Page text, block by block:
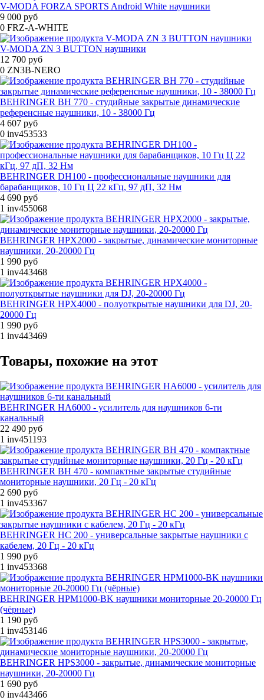
V-MODA FORZA SPORTS Android White наушники
9 000 руб
0 FRZ-A-WHITE
V-MODA ZN 3 BUTTON наушники
12 700 руб
0 ZN3B-NERO
BEHRINGER BH 770 - студийные закрытые динамические
референсные наушники, 10 - 38000 Гц
4 607 руб
0 inv453533
BEHRINGER DH100 - профессиональные наушники для
барабанщиков, 10 Гц Ц 22 кГц, 97 дП, 32 Нм
4 690 руб
1 inv455068
BEHRINGER HPX2000 - закрытые, динамические мониторные
наушники, 20-20000 Гц
1 990 руб
1 inv443468
BEHRINGER HPX4000 - полуоткрытые наушники для DJ, 20-
20000 Гц
1 990 руб
1 inv443469
Товары, похожие на этот
BEHRINGER HA6000 - усилитель для наушников 6-ти
канальный
22 490 руб
1 inv451193
BEHRINGER BH 470 - компактные закрытые студийные
мониторные наушники, 20 Гц - 20 кГц
2 690 руб
1 inv453367
BEHRINGER HC 200 - универсальные закрытые наушники с
кабелем, 20 Гц - 20 кГц
1 990 руб
1 inv453368
BEHRINGER HPM1000-BK наушники мониторные 20-20000 Гц
(чёрные)
1 190 руб
1 inv453146
BEHRINGER HPS3000 - закрытые, динамические мониторные
наушники, 20-20000 Гц
1 690 руб
0 inv443466